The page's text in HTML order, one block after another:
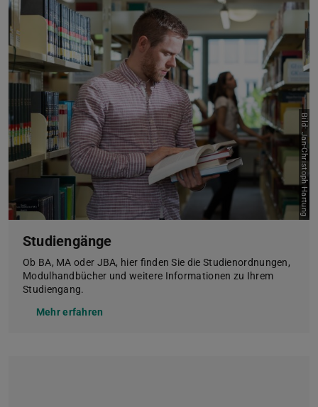
Bild: Jan-Christoph Hartung
Studiengänge
Ob BA, MA oder JBA, hier finden Sie die Studienordnungen,
Modulhandbücher und weitere Informationen zu Ihrem
Studiengang.
Mehr erfahren